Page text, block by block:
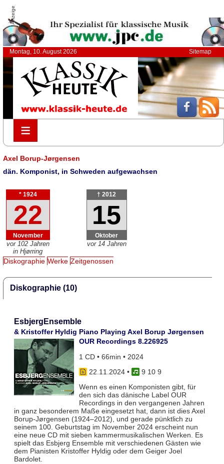
Anzeige
Montag, 10. August 2026 Sitemap
≡
≡
Axel Borup-Jørgensen
dän. Komponist, in Schweden aufgewachsen
* 1924
22
November
vor 102 Jahren
in Hjørring
† 2012
15
Oktober
vor 14 Jahren
Diskographie Werke Zeitgenossen
Diskographie (10)
EsbjergEnsemble
& Kristoffer Hyldig Piano Playing Axel Borup Jørgensen
OUR Recordings 8.226925
1 CD • 66min • 2024
22.11.2024•
9 10 9
Wenn es einen Komponisten gibt, für
den sich das dänische Label OUR
Recordings in den vergangenen Jahren
in ganz besonderem Maße eingesetzt hat, dann ist dies Axel
Borup-Jørgensen (1924–2012), und gerade pünktlich zu
seinem 100. Geburtstag im November 2024 erscheint nun
eine neue CD mit sieben kammermusikalischen Werken. Es
spielt das Esbjerg Ensemble mit verschiedenen Gästen wie
dem Pianisten Kristoffer Hyldig oder dem Geiger Joel
Bardolet.